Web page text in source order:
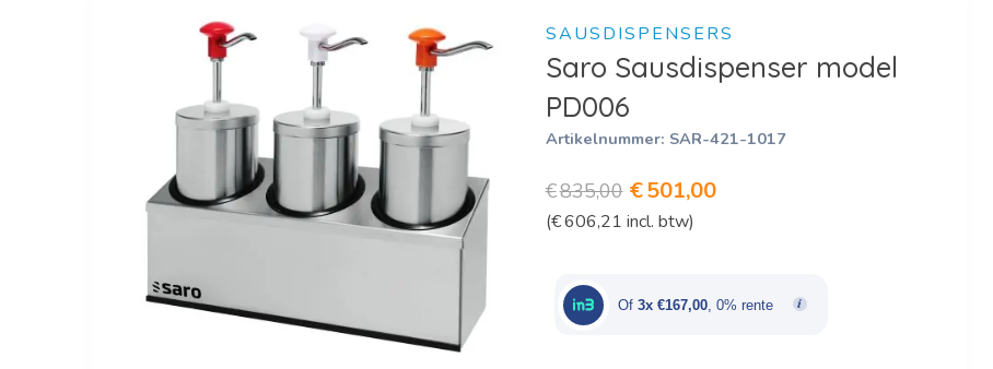
SAUSDISPENSERS
Saro Sausdispenser model
PD006
Artikelnummer: SAR-421-1017
€835,00 Oorspronkelijke
prijs
€835,00.
€501,00Huidige
€501,00.
(€606,21 incl. btw)
Of 3x €167,00, 0% rente